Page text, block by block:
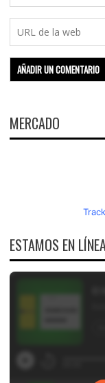
MERCADO
ESTAMOS EN